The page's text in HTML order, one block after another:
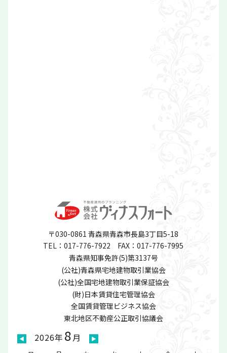
〒030-0861 青森県青森市長島3丁目5-18
TEL：017-776-7922 FAX：017-776-7995
青森県知事免許(5)第3137号
(公社)青森県宅地建物取引業協会
(公社)全国宅地建物取引業保証協会
(財)日本賃貸住宅管理協会
全国賃貸管理ビジネス協会
東北地区不動産公正取引協議会
◀ 2026年 8月 ▶